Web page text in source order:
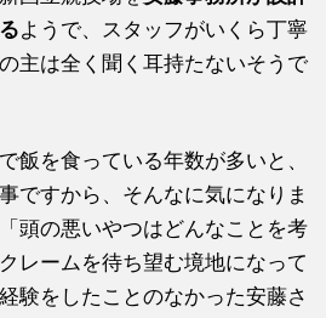
ようで、スタッフがいくら丁寧
主は全く聞く耳持たないそうで
飯を食っている年数が多いと、
ですから、そんなに気になりま
頭の悪いやつはどんなことを考
レームを待ち望む境地になって
験をしたことのなかった安藤さ